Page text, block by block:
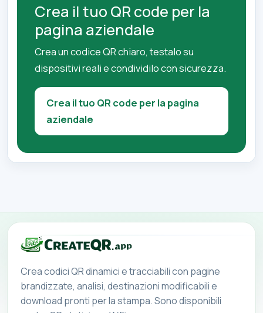
Crea il tuo QR code per la
pagina aziendale
Crea un codice QR chiaro, testalo su
dispositivi reali e condividilo con sicurezza.
Crea il tuo QR code per la pagina
aziendale
Crea codici QR dinamici e tracciabili con pagine
brandizzate, analisi, destinazioni modificabili e
download pronti per la stampa. Sono disponibili